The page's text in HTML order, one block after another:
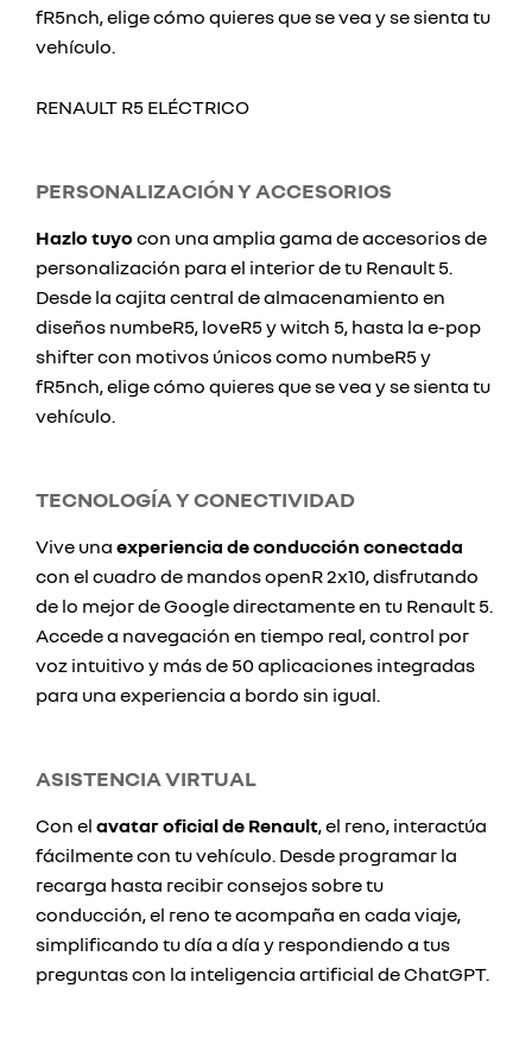
fR5nch, elige cómo quieres que se vea y se sienta tu
vehículo.
RENAULT R5 ELÉCTRICO
PERSONALIZACIÓN Y ACCESORIOS
Hazlo tuyo con una amplia gama de accesorios de
personalización para el interior de tu Renault 5.
Desde la cajita central de almacenamiento en
diseños numbeR5, loveR5 y witch 5, hasta la e-pop
shifter con motivos únicos como numbeR5 y
fR5nch, elige cómo quieres que se vea y se sienta tu
vehículo.
TECNOLOGÍA Y CONECTIVIDAD
Vive una experiencia de conducción conectada
con el cuadro de mandos openR 2x10, disfrutando
de lo mejor de Google directamente en tu Renault 5.
Accede a navegación en tiempo real, control por
voz intuitivo y más de 50 aplicaciones integradas
para una experiencia a bordo sin igual.
ASISTENCIA VIRTUAL
Con el avatar oficial de Renault, el reno, interactúa
fácilmente con tu vehículo. Desde programar la
recarga hasta recibir consejos sobre tu
conducción, el reno te acompaña en cada viaje,
simplificando tu día a día y respondiendo a tus
preguntas con la inteligencia artificial de ChatGPT.